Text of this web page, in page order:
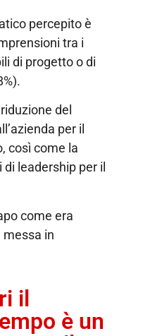
percepito è
tra i
di progetto o di
del
per il
così come la
leadership per il
come era
messa in
il
è un